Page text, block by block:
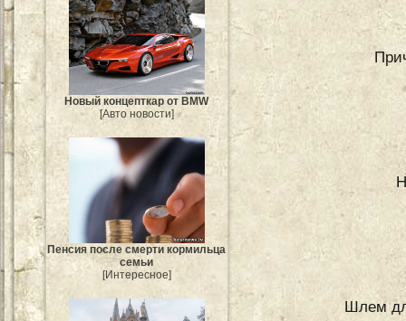
Новый концепткар от BMW
[Авто новости]
Пенсия после смерти кормильца
семьи
[Интересное]
Шлем